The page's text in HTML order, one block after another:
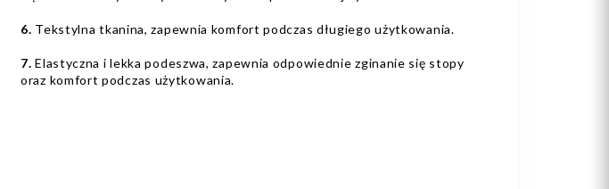
6. Tekstylna tkanina, zapewnia komfort podczas długiego użytkowania.
7. Elastyczna i lekka podeszwa, zapewnia odpowiednie zginanie się stopy
oraz komfort podczas użytkowania.